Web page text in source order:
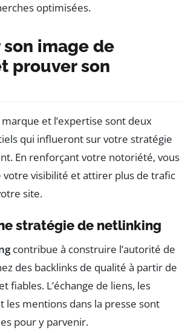
optimisées.
image de
prouver son
marque et l’expertise sont deux
qui influeront sur votre stratégie
En renforçant votre notoriété, vous
votre visibilité et attirer plus de trafic
site.
stratégie de netlinking
contribue à construire l’autorité de
des backlinks de qualité à partir de
fiables. L’échange de liens, les
les mentions dans la presse sont
pour y parvenir.